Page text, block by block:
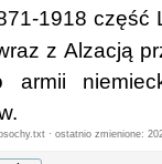
1918 część
z Alzacją
armii
· ostatnio zmienione: